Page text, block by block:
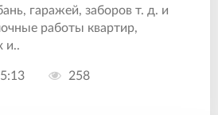
гаражей, заборов т. д. и
работы квартир,
и..
258